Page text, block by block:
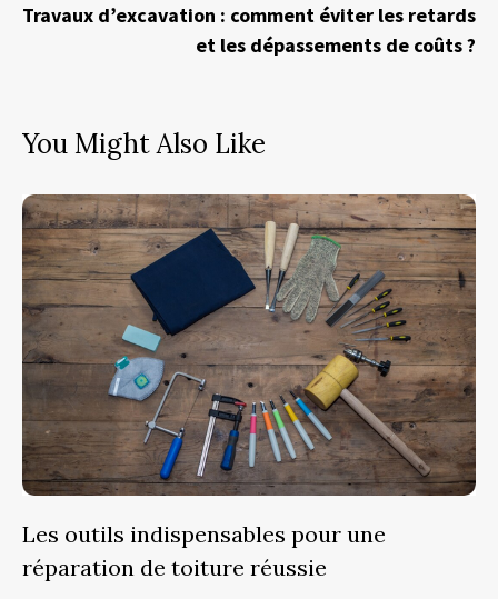
Travaux d’excavation : comment éviter les retards
et les dépassements de coûts ?
You Might Also Like
Les outils indispensables pour une
réparation de toiture réussie